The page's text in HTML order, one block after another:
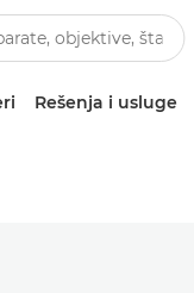
Rešenja i usluge